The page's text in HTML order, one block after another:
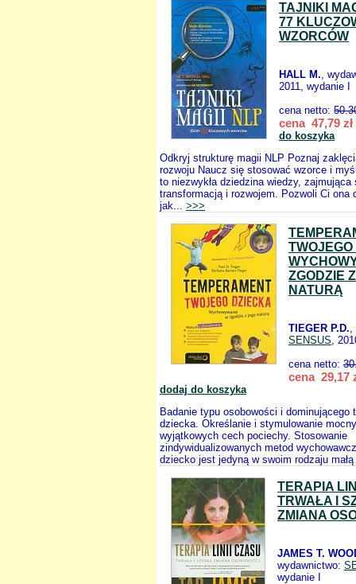
TAJNIKI
77
WZORCÓW
HALL M.,
2011, wydanie I
cena netto:
cena 47,79 zł
do koszyka
Odkryj strukturę magii NLP Poznaj
rozwoju Naucz się stosować wzorce i
to niezwykła dziedzina wiedzy, zajmująca
transformacją i rozwojem. Pozwoli Ci ona
jak... >>>
ZGODZIE
NATURĄ
TIEGER P.D.,
SENSUS,
cena netto:
cena 29,17
dodaj do koszyka
Badanie typu osobowości i dominującego
dziecka. Określanie i stymulowanie
wyjątkowych cech pociechy. Stosowanie
zindywidualizowanych metod
dziecko jest jedyną w swoim rodzaju
TERAPIA
TRWAŁA I
ZMIANA
JAMES T.
wydawnictwo:
wydanie I